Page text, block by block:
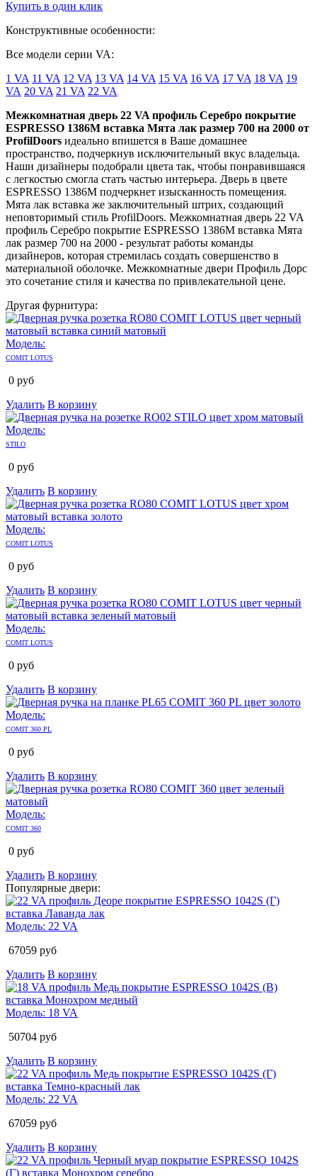
Купить в один клик
Конструктивные особенности:
Все модели серии VA:
1 VA 11 VA 12 VA 13 VA 14 VA 15 VA 16 VA 17 VA 18 VA 19
VA 20 VA 21 VA 22 VA
Межкомнатная дверь 22 VA профиль Серебро покрытие
ESPRESSO 1386M вставка Мята лак размер 700 на 2000 от
ProfilDoors идеально впишется в Ваше домашнее
пространство, подчеркнув исключительный вкус владельца.
Наши дизайнеры подобрали цвета так, чтобы понравившаяся
с легкостью смогла стать частью интерьера. Дверь в цвете
ESPRESSO 1386M подчеркнет изысканность помещения.
Мята лак вставка же заключительный штрих, создающий
неповторимый стиль ProfilDoors. Межкомнатная дверь 22 VA
профиль Серебро покрытие ESPRESSO 1386M вставка Мята
лак размер 700 на 2000 - результат работы команды
дизайнеров, которая стремилась создать совершенство в
материальной оболочке. Межкомнатные двери Профиль Дорс
это сочетание стиля и качества по привлекательной цене.
Другая фурнитура:
Модель:
COMIT LOTUS
0 руб
Удалить В корзину
Модель:
STILO
0 руб
Удалить В корзину
Модель:
COMIT LOTUS
0 руб
Удалить В корзину
Модель:
COMIT LOTUS
0 руб
Удалить В корзину
Модель:
COMIT 360 PL
0 руб
Удалить В корзину
Модель:
COMIT 360
0 руб
Удалить В корзину
Популярные двери:
Модель: 22 VA
67059 руб
Удалить В корзину
Модель: 18 VA
50704 руб
Удалить В корзину
Модель: 22 VA
67059 руб
Удалить В корзину